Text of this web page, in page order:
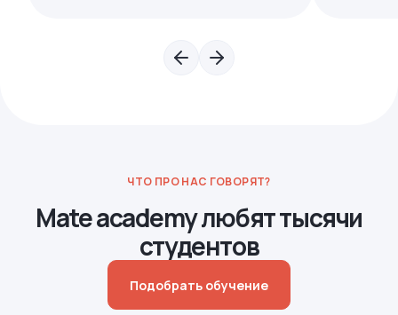
ЧТО ПРО НАС ГОВОРЯТ?
Mate academy любят тысячи
студентов
Подобрать обучение